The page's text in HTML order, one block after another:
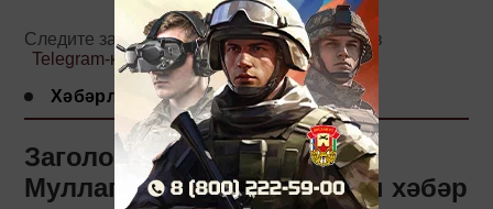
Следите за самым важным и интересным в
Telegram-канале Татмедиа
Хәбәрләр
Заголовок: Лилия
Муллагалиевадан кайгылы хәбәр